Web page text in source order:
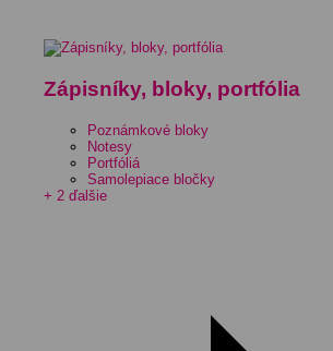
Zápisníky, bloky, portfólia
Poznámkové bloky
Notesy
Portfóliá
Samolepiace bločky
+ 2 ďalšie